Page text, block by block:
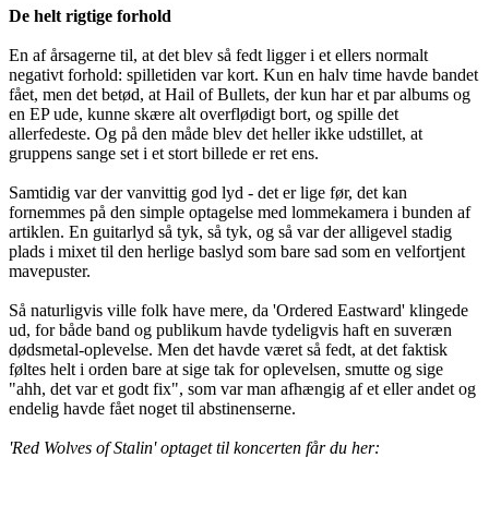
De helt rigtige forhold
En af årsagerne til, at det blev så fedt ligger i et ellers normalt
negativt forhold: spilletiden var kort. Kun en halv time havde bandet
fået, men det betød, at Hail of Bullets, der kun har et par albums og
en EP ude, kunne skære alt overflødigt bort, og spille det
allerfedeste. Og på den måde blev det heller ikke udstillet, at
gruppens sange set i et stort billede er ret ens.
Samtidig var der vanvittig god lyd - det er lige før, det kan
fornemmes på den simple optagelse med lommekamera i bunden af
artiklen. En guitarlyd så tyk, så tyk, og så var der alligevel stadig
plads i mixet til den herlige baslyd som bare sad som en velfortjent
mavepuster.
Så naturligvis ville folk have mere, da 'Ordered Eastward' klingede
ud, for både band og publikum havde tydeligvis haft en suveræn
dødsmetal-oplevelse. Men det havde været så fedt, at det faktisk
føltes helt i orden bare at sige tak for oplevelsen, smutte og sige
"ahh, det var et godt fix", som var man afhængig af et eller andet og
endelig havde fået noget til abstinenserne.
'Red Wolves of Stalin' optaget til koncerten får du her: